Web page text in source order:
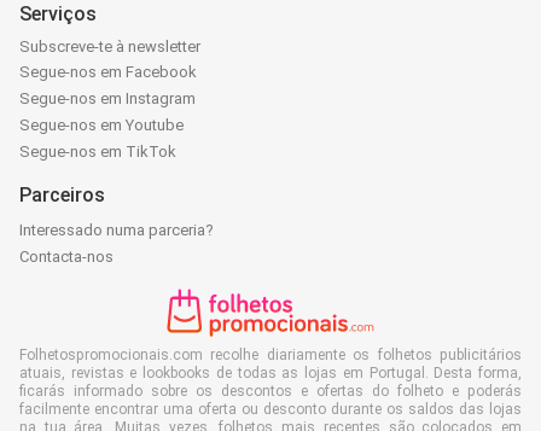
Serviços
Subscreve-te à newsletter
Segue-nos em Facebook
Segue-nos em Instagram
Segue-nos em Youtube
Segue-nos em TikTok
Parceiros
Interessado numa parceria?
Contacta-nos
Folhetospromocionais.com recolhe diariamente os folhetos publicitários
atuais, revistas e lookbooks de todas as lojas em Portugal. Desta forma,
ficarás informado sobre os descontos e ofertas do folheto e poderás
facilmente encontrar uma oferta ou desconto durante os saldos das lojas
na tua área. Muitas vezes, folhetos mais recentes são colocados em